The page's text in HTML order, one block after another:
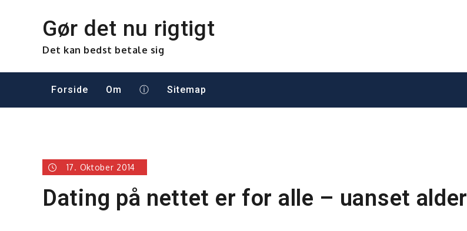
Gør det nu rigtigt
Det kan bedst betale sig
Forside Om ⓘ Sitemap
17. Oktober 2014
Dating på nettet er for alle – uanset alder